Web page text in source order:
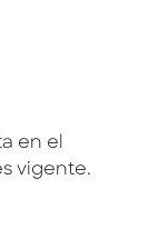
en el
vigente.